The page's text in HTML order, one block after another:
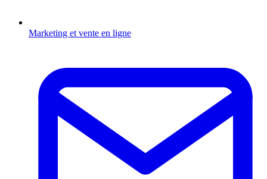
Marketing et vente en ligne